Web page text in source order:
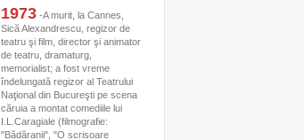
1973-A murit, la Cannes,
Sică Alexandrescu, regizor de
teatru şi film, director şi animator
de teatru, dramaturg,
memorialist; a fost vreme
îndelungată regizor al Teatrului
Naţional din Bucureşti pe scena
căruia a montat comediile lui
I.L.Caragiale (filmografie:
"Bădăranii", "O scrisoare